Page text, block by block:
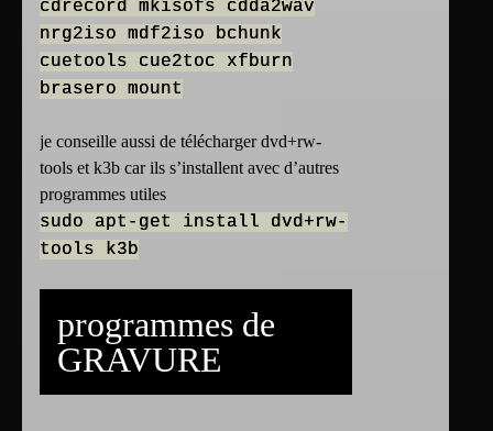
cdrecord mkisofs cdda2wav
nrg2iso mdf2iso bchunk
cuetools cue2toc xfburn
brasero mount
je conseille aussi de télécharger dvd+rw-
tools et k3b car ils s’installent avec d’autres
programmes utiles
sudo apt-get install dvd+rw-
tools k3b
programmes de
GRAVURE